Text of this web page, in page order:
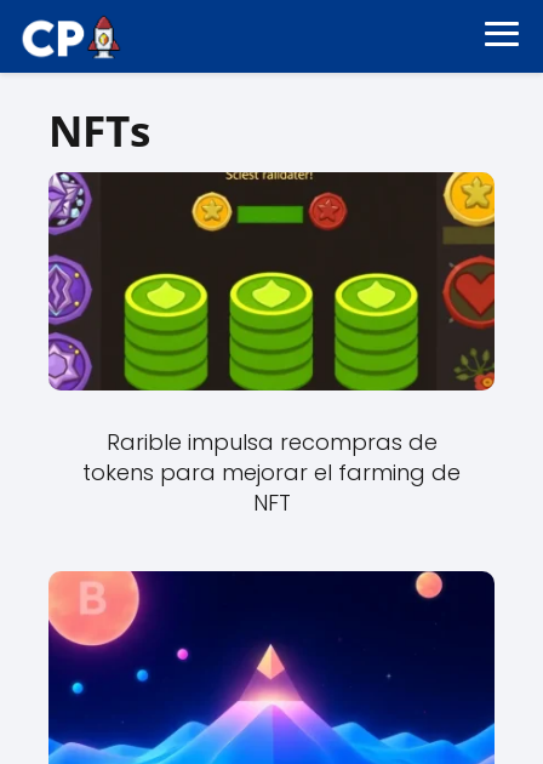
NFTs
Rarible impulsa recompras de
tokens para mejorar el farming de
NFT